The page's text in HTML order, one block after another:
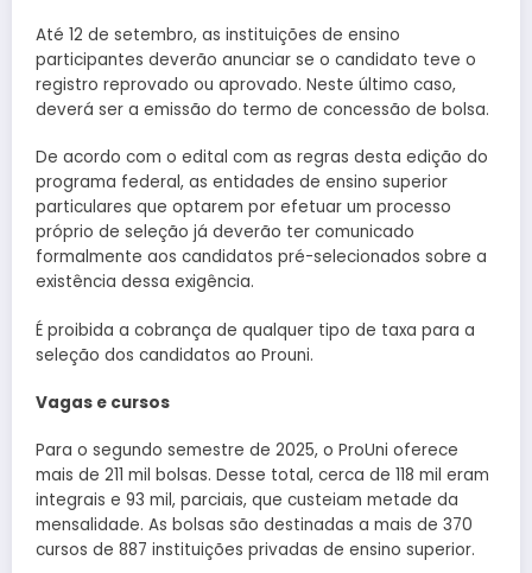
Até 12 de setembro, as instituições de ensino
participantes deverão anunciar se o candidato teve o
registro reprovado ou aprovado. Neste último caso,
deverá ser a emissão do termo de concessão de bolsa.
De acordo com o edital com as regras desta edição do
programa federal, as entidades de ensino superior
particulares que optarem por efetuar um processo
próprio de seleção já deverão ter comunicado
formalmente aos candidatos pré-selecionados sobre a
existência dessa exigência.
É proibida a cobrança de qualquer tipo de taxa para a
seleção dos candidatos ao Prouni.
Vagas e cursos
Para o segundo semestre de 2025, o ProUni oferece
mais de 211 mil bolsas. Desse total, cerca de 118 mil eram
integrais e 93 mil, parciais, que custeiam metade da
mensalidade. As bolsas são destinadas a mais de 370
cursos de 887 instituições privadas de ensino superior.